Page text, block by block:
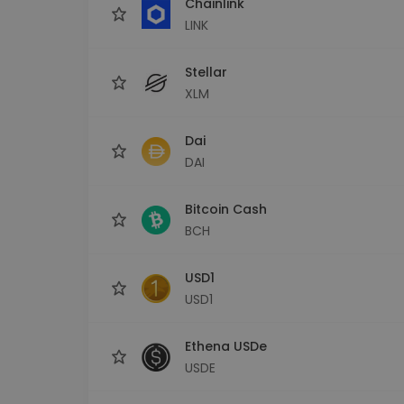
LINK
Stellar
XLM
Dai
DAI
Bitcoin Cash
BCH
USD1
USD1
Ethena USDe
USDE